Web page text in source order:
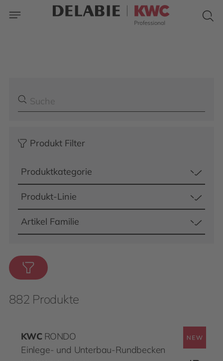
Produkt Filter
Produktkategorie
Produkt-Linie
Artikel Familie
882 Produkte
KWC RONDO
Einlege- und Unterbau-Rundbecken